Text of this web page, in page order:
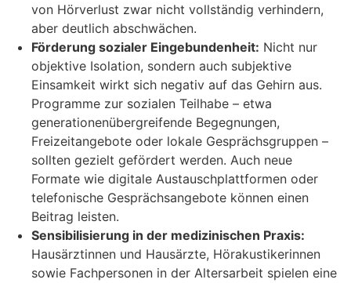
von Hörverlust zwar nicht vollständig verhindern,
aber deutlich abschwächen.
Förderung sozialer Eingebundenheit: Nicht nur
objektive Isolation, sondern auch subjektive
Einsamkeit wirkt sich negativ auf das Gehirn aus.
Programme zur sozialen Teilhabe – etwa
generationenübergreifende Begegnungen,
Freizeitangebote oder lokale Gesprächsgruppen –
sollten gezielt gefördert werden. Auch neue
Formate wie digitale Austauschplattformen oder
telefonische Gesprächsangebote können einen
Beitrag leisten.
Sensibilisierung in der medizinischen Praxis:
Hausärztinnen und Hausärzte, Hörakustikerinnen
sowie Fachpersonen in der Altersarbeit spielen eine